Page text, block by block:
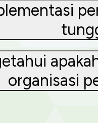
organisasi